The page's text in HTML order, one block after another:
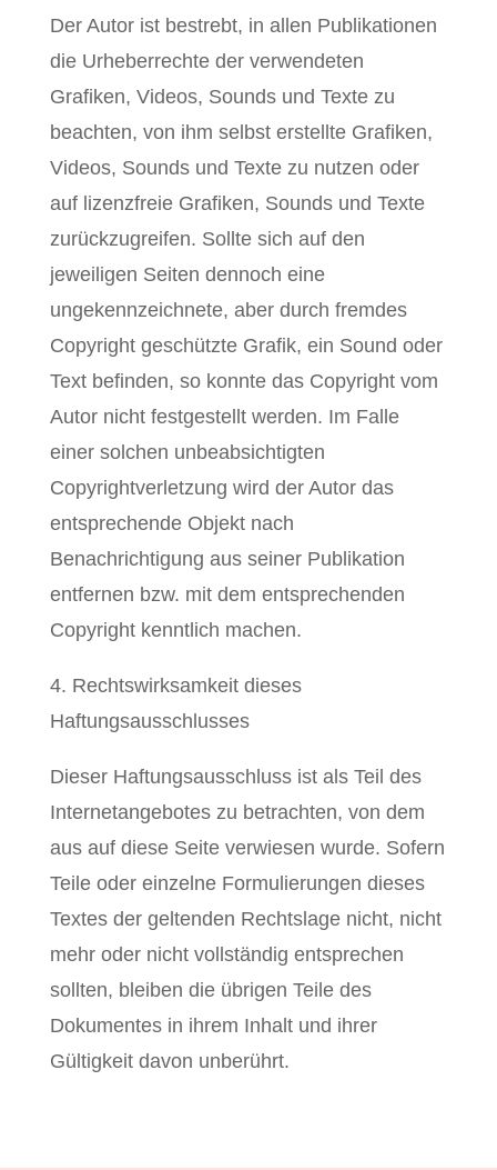
Der Autor ist bestrebt, in allen Publikationen
die Urheberrechte der verwendeten
Grafiken, Videos, Sounds und Texte zu
beachten, von ihm selbst erstellte Grafiken,
Videos, Sounds und Texte zu nutzen oder
auf lizenzfreie Grafiken, Sounds und Texte
zurückzugreifen. Sollte sich auf den
jeweiligen Seiten dennoch eine
ungekennzeichnete, aber durch fremdes
Copyright geschützte Grafik, ein Sound oder
Text befinden, so konnte das Copyright vom
Autor nicht festgestellt werden. Im Falle
einer solchen unbeabsichtigten
Copyrightverletzung wird der Autor das
entsprechende Objekt nach
Benachrichtigung aus seiner Publikation
entfernen bzw. mit dem entsprechenden
Copyright kenntlich machen.
4. Rechtswirksamkeit dieses
Haftungsausschlusses
Dieser Haftungsausschluss ist als Teil des
Internetangebotes zu betrachten, von dem
aus auf diese Seite verwiesen wurde. Sofern
Teile oder einzelne Formulierungen dieses
Textes der geltenden Rechtslage nicht, nicht
mehr oder nicht vollständig entsprechen
sollten, bleiben die übrigen Teile des
Dokumentes in ihrem Inhalt und ihrer
Gültigkeit davon unberührt.